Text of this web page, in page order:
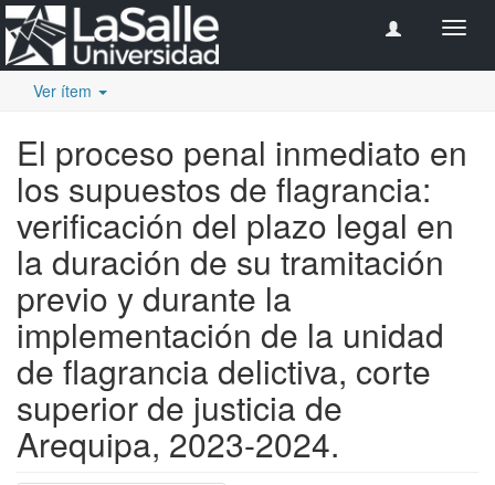
Ver ítem
El proceso penal inmediato en
los supuestos de flagrancia:
verificación del plazo legal en
la duración de su tramitación
previo y durante la
implementación de la unidad
de flagrancia delictiva, corte
superior de justicia de
Arequipa, 2023-2024.